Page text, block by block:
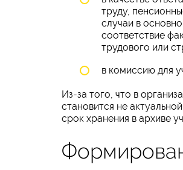
труду,
случаи в
соответствие
трудового или
в комиссию для
Из-за того, что в
становится не
срок хранения в архиве